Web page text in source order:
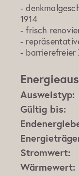
-
1914
- frisch
-
- barrierefreier
Ausweistyp:
Gültig bis:
Stromwert:
Wärmewert: